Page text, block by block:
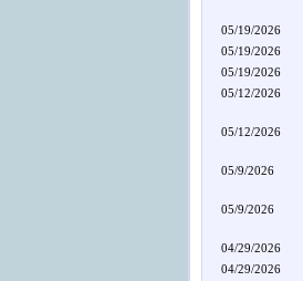
05/19/2026
05/19/2026
05/19/2026
05/12/2026
05/12/2026
05/9/2026
05/9/2026
04/29/2026
04/29/2026